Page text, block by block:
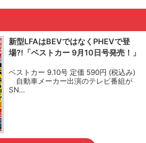
新型LFAはBEVではなくPHEVで登
場?!「ベストカー 9月10日号発売！」
ベストカー 9.10号 定価 590円 (税込み)
自動車メーカー出演のテレビ番組が
SN…